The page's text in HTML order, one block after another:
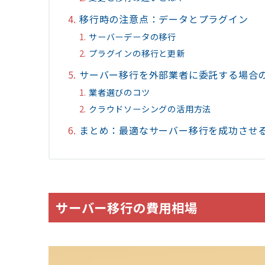
移行時の注意点：データとプラグイン
サーバーデータの移行
プラグインの移行と更新
サーバー移行を外部業者に委託する場合
業者選びのコツ
クラウドソーシングの活用方法
まとめ：最適なサーバー移行を成功させ
サーバー移行の費用相場